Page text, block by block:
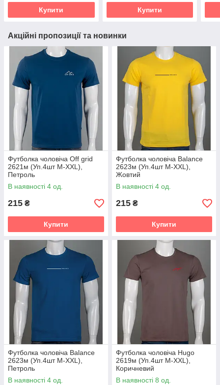
Купити Купити
Акційні пропозиції та новинки
Футболка чоловіча Off grid
2621м (Уп.4шт M-XXL),
Петроль
В наявності 4 од.
215 ₴
Купити
Футболка чоловіча Balance
2623м (Уп.4шт M-XXL),
Жовтий
В наявності 4 од.
215 ₴
Купити
Футболка чоловіча Balance
2623м (Уп.4шт M-XXL),
Петроль
В наявності 4 од.
Футболка чоловіча Hugo
2619м (Уп.4шт M-XXL),
Коричневий
В наявності 8 од.